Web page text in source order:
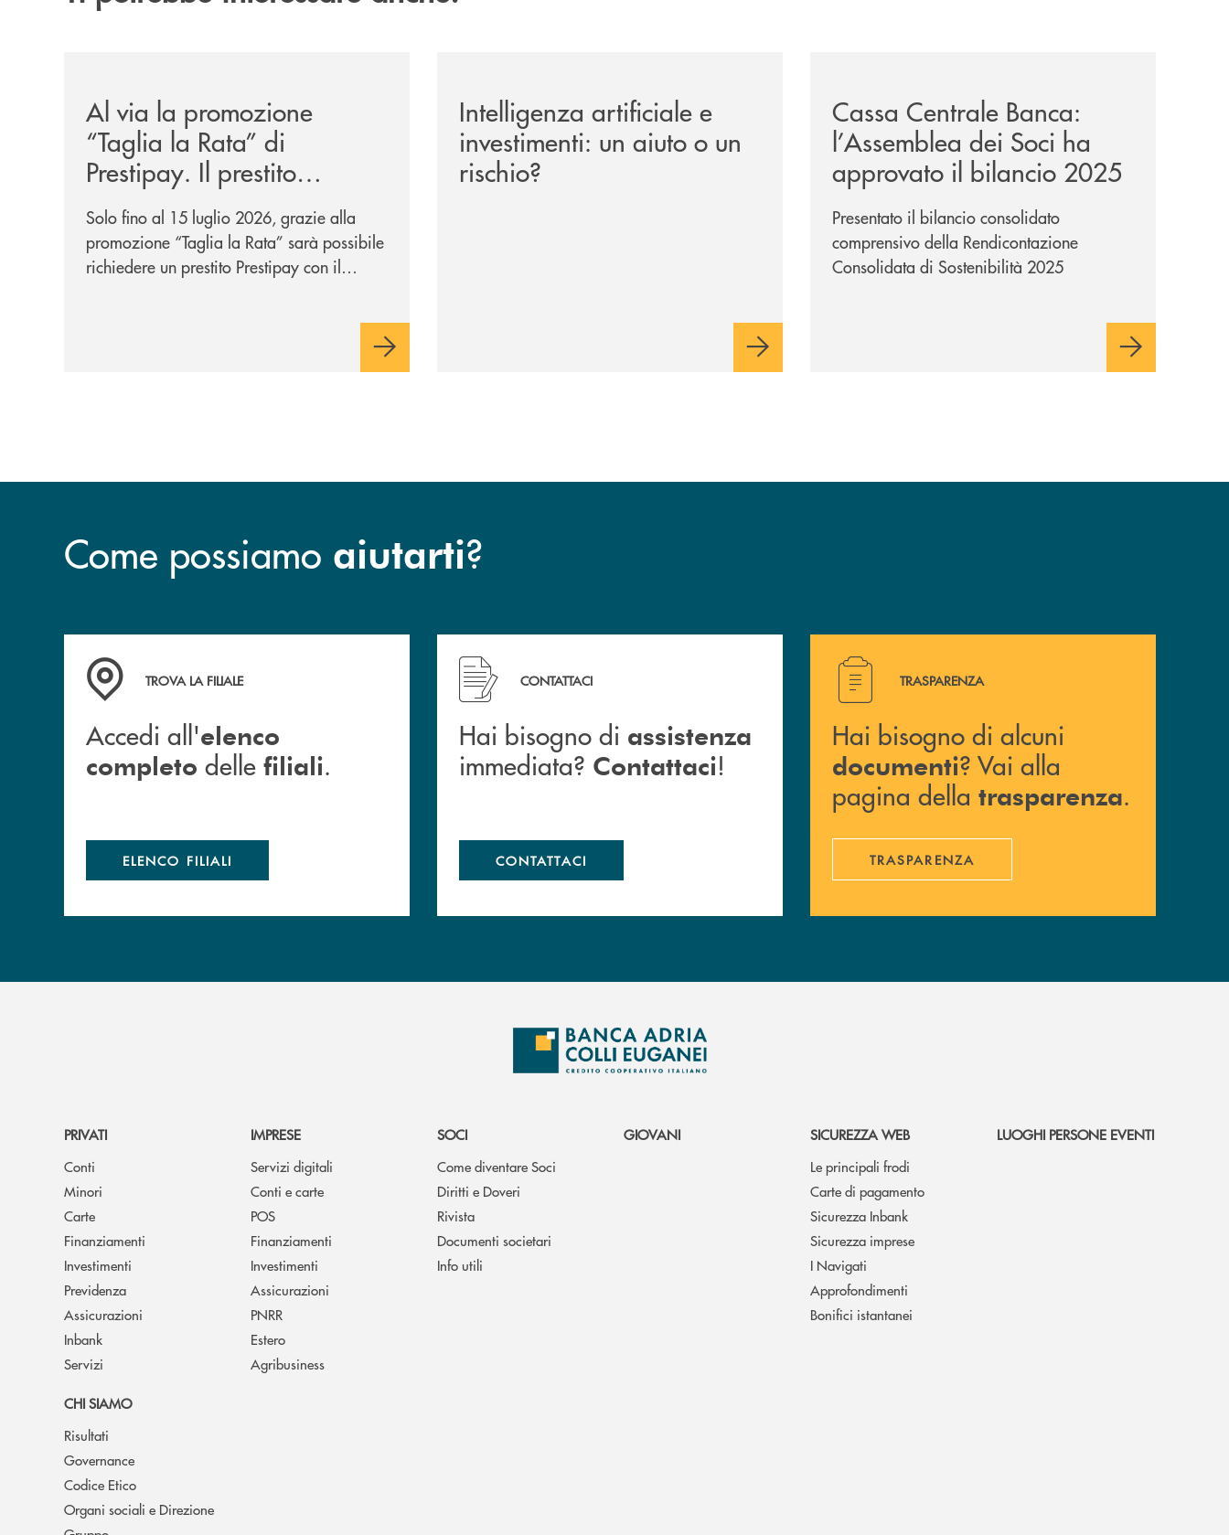
Al via la promozione
“Taglia la Rata” di
Prestipay. Il prestito
personale che si fa in due
per te!
Solo fino al 15 luglio 2026, grazie alla
promozione “Taglia la Rata” sarà possibile
richiedere un prestito Prestipay con il
Intelligenza artificiale e
investimenti: un aiuto o un
rischio?
Cassa Centrale Banca:
l’Assemblea dei Soci ha
approvato il bilancio 2025
Presentato il bilancio consolidato
comprensivo della Rendicontazione
Consolidata di Sostenibilità 2025
Come possiamo aiutarti?
Accedi all' elenco completo delle filiali .
TROVA LA FILIALE
Accedi all'elenco
completo delle filiali.
ELENCO FILIALI
Hai bisogno di assistenza immediata? Contattaci !
CONTATTACI
Hai bisogno di assistenza
immediata? Contattaci!
CONTATTACI
Hai bisogno di alcuni documenti ? Vai alla pagina della
TRASPARENZA
Hai bisogno di alcuni
documenti? Vai alla
pagina della trasparenza.
TRASPARENZA
PRIVATI
Conti
Minori
Carte
Finanziamenti
Investimenti
Previdenza
Assicurazioni
Inbank
Servizi
IMPRESE
Servizi digitali
Conti e carte
POS
Finanziamenti
Investimenti
Assicurazioni
PNRR
Estero
Agribusiness
SOCI
Come diventare Soci
Diritti e Doveri
Rivista
Documenti societari
Info utili
GIOVANI
SICUREZZA WEB
Le principali frodi
Carte di pagamento
Sicurezza Inbank
Sicurezza imprese
I Navigati
Approfondimenti
Bonifici istantanei
LUOGHI PERSONE EVENTI
CHI SIAMO
Risultati
Governance
Codice Etico
Organi sociali e Direzione